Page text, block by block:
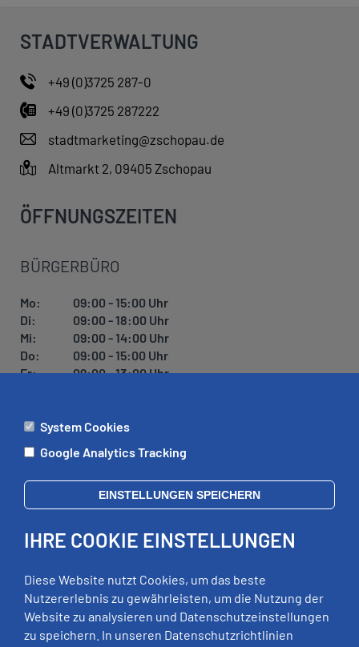
STADTVERWALTUNG
+49 (0)3725 287-0
+49 (0)3725 287222
stadtmarketing@zschopau.de
Altmarkt 2, 09405 Zschopau
ÖFFNUNGSZEITEN
BÜRGERBÜRO
Mo:
09:00 - 15:00 Uhr
Di:
09:00 - 18:00 Uhr
Mi:
09:00 - 14:00 Uhr
Do:
09:00 - 15:00 Uhr
Fr:
09:00 - 13:00 Uhr
ÄMTER
Di:
09:00 - 12:00 Uhr, 13:00 - 18:00 Uhr
Mi:
geschlossen
Fr:
09:00 - 12:00 Uhr
RECHTLICHES
System Cookies
Google Analytics Tracking
EINSTELLUNGEN SPEICHERN
IHRE COOKIE EINSTELLUNGEN
Diese Website nutzt Cookies, um das beste
Nutzererlebnis zu gewährleisten, um die Nutzung der
Website zu analysieren und Datenschutzeinstellungen
zu speichern. In unseren Datenschutzrichtlinien